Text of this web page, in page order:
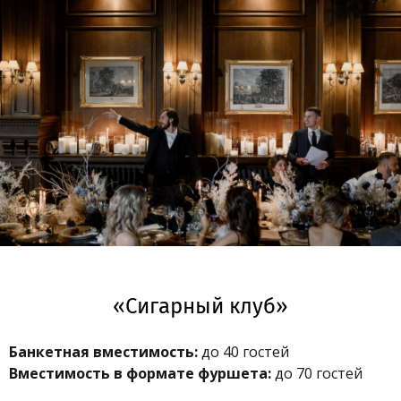
«Сигарный клуб»
Банкетная вместимость:до 40 гостей
Вместимость в формате фуршета:до 70 гостей